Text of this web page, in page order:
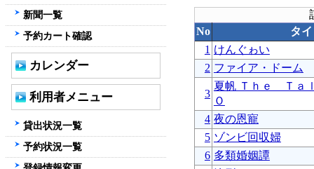
No
タ
1 けんぐゎい
2 ファイア・ドーム
3
夏帆 Ｔｈｅ Ｔ
Ｏ
4 夜の恩寵
5 ゾンビ回収婦
6 多類婚姻譚
新聞一覧
予約カート確認
カレンダー
利用者メニュー
貸出状況一覧
予約状況一覧